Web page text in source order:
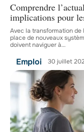
Comprendre
implications pour
Avec la transformation de
place de nouveaux
doivent naviguer à…
Emploi 30 juillet